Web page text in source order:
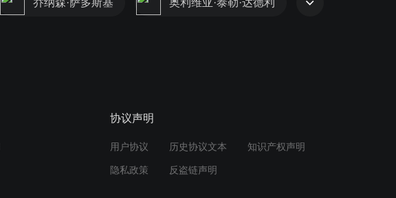
乔纳森·萨多斯基 奥利维亚·泰勒·达德利
协议声明
用户协议 历史协议文本 知识产权声明
隐私政策 反盗链声明